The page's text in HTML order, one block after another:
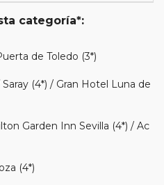
categoría*:
de Toledo (3*)
(4*) / Gran Hotel Luna de
Garden Inn Sevilla (4*) / Ac
(4*)